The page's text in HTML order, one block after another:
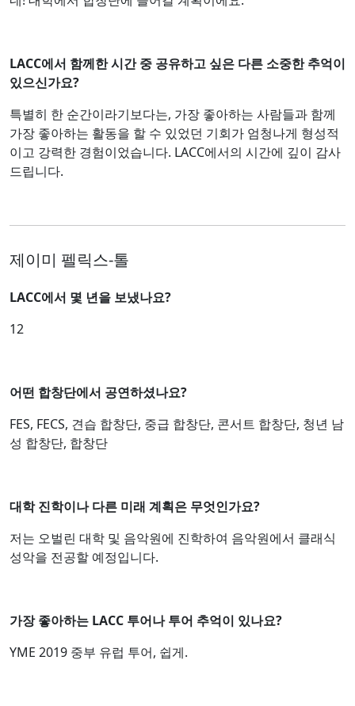
LACC에서 함께한 시간 중 공유하고 싶은 다른 소중한 추억이
있으신가요?
특별히 한 순간이라기보다는, 가장 좋아하는 사람들과 함께
가장 좋아하는 활동을 할 수 있었던 기회가 엄청나게 형성적
이고 강력한 경험이었습니다. LACC에서의 시간에 깊이 감사
드립니다.
제이미 펠릭스-톨
LACC에서 몇 년을 보냈나요?
12
어떤 합창단에서 공연하셨나요?
FES, FECS, 견습 합창단, 중급 합창단, 콘서트 합창단, 청년 남
성 합창단, 합창단
대학 진학이나 다른 미래 계획은 무엇인가요?
저는 오벌린 대학 및 음악원에 진학하여 음악원에서 클래식
성악을 전공할 예정입니다.
가장 좋아하는 LACC 투어나 투어 추억이 있나요?
YME 2019 중부 유럽 투어, 쉽게.